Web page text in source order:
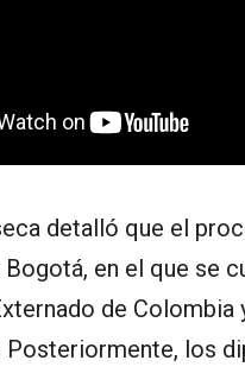
detalló que el
en el que se
de
Posteriormente, los